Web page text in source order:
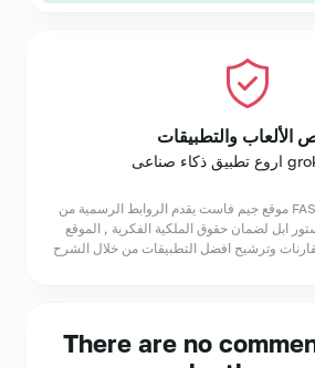
الألعاب والتطبيقات
FASTLIGHTGAMES.COM موقع جيم فاست يقدم الروابط الرسمية من
ابل لضمان حقوق الملكية الفكرية , الموقع
وترشيح افضل التطبيقات من خلال الشرح
There are no